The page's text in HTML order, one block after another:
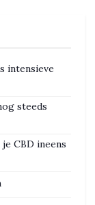
intensieve
steeds
CBD ineens